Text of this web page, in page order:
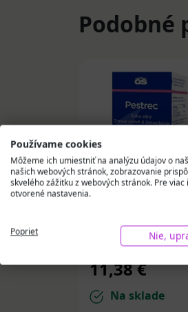
Podobné
tablety 70 ks
11,38 €
Na sklade
Používame cookies
Môžeme ich umiestniť na analýzu údajov o
našich webových stránok, zobrazovanie
skvelého zážitku z webových stránok. Pre
otvorené nastavenia.
Poprieť Nie,